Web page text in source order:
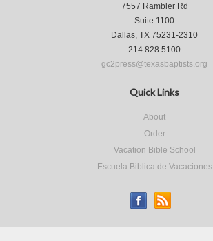
7557 Rambler Rd
Suite 1100
Dallas, TX 75231-2310
214.828.5100
gc2press@texasbaptists.org
Quick Links
About
Order
Vacation Bible School
Escuela Biblica de Vacaciones